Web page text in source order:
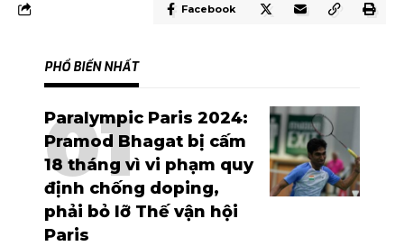
Facebook
PHỔ BIẾN NHẤT
Paralympic Paris 2024:
Pramod Bhagat bị cấm
18 tháng vì vi phạm quy
định chống doping,
phải bỏ lỡ Thế vận hội
Paris